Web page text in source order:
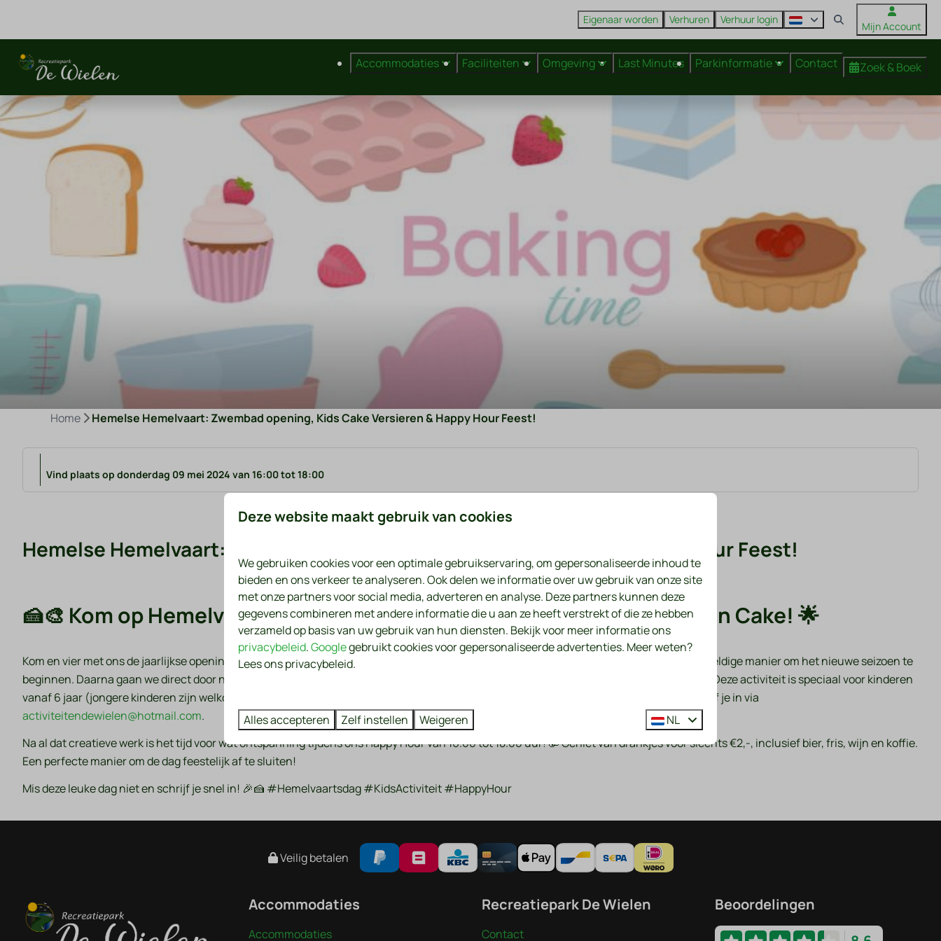
Eigenaar worden Verhuren Verhuur login
Mijn Account
Accommodaties Faciliteiten Omgeving Last Minutes Parkinformatie Contact Zoek & Boek
Home Hemelse Hemelvaart: Zwembad opening, Kids Cake Versieren & Happy Hour Feest!
Vind plaats op donderdag 09 mei 2024 van 16:00 tot 18:00
Hemelse Hemelvaart: Zwembad opening, Kids Cake Versieren & Happy Hour Feest!
🍰🎨 Kom op Hemelvaartsdag naar onze POOLPARTY en versier je eigen Cake! 🌟
Kom en vier met ons de jaarlijkse opening! Het begint allemaal om 16.00 uur met een spetterende POOLPARTY in het zwembad - een geweldige manier om het nieuwe seizoen te
beginnen. Daarna gaan we direct door naar een heerlijk creatieve activiteit: cake versieren in een feestelijke partytent bij het zwembad! Deze activiteit is speciaal voor kinderen
vanaf 6 jaar (jongere kinderen zijn welkom onder begeleiding van ouders). Wees er snel bij, want we moeten onze taarten inkopen! Schrijf je in via
activiteitendewielen@hotmail.com.
Na al dat creatieve werk is het tijd voor wat ontspanning tijdens ons Happy Hour van 16.00 tot 18.00 uur! 🥳 Geniet van drankjes voor slechts €2,-, inclusief bier, fris, wijn en koffie.
Een perfecte manier om de dag feestelijk af te sluiten!
Mis deze leuke dag niet en schrijf je snel in! 🎉🍰 #Hemelvaartsdag #KidsActiviteit #HappyHour
Veilig betalen
Accommodaties
Accommodaties
Recreatiepark De Wielen
Contact
Beoordelingen
Deze website maakt gebruik van cookies
We gebruiken cookies voor een optimale gebruikservaring, om gepersonaliseerde inhoud te
bieden en ons verkeer te analyseren. Ook delen we informatie over uw gebruik van onze site
met onze partners voor social media, adverteren en analyse. Deze partners kunnen deze
gegevens combineren met andere informatie die u aan ze heeft verstrekt of die ze hebben
verzameld op basis van uw gebruik van hun diensten. Bekijk voor meer informatie ons
privacybeleid.Googlegebruikt cookies voor gepersonaliseerde advertenties. Meer weten?
Lees ons privacybeleid.
Alles accepteren Zelf instellen Weigeren NL